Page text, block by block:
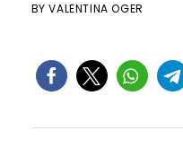
BYVALENTINA OGER